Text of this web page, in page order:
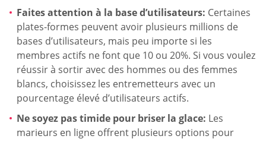
Faites attention à la base d’utilisateurs: Certaines
plates-formes peuvent avoir plusieurs millions de
bases d’utilisateurs, mais peu importe si les
membres actifs ne font que 10 ou 20%. Si vous voulez
réussir à sortir avec des hommes ou des femmes
blancs, choisissez les entremetteurs avec un
pourcentage élevé d’utilisateurs actifs.
Ne soyez pas timide pour briser la glace: Les
marieurs en ligne offrent plusieurs options pour